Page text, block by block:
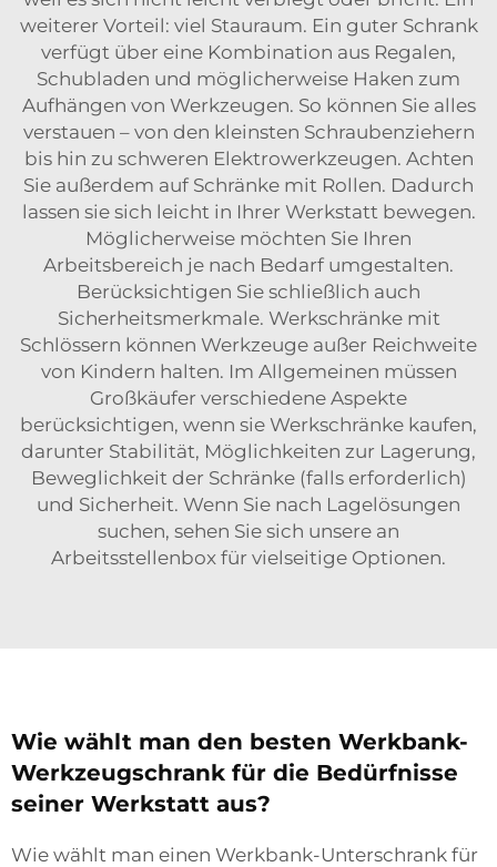
weiterer Vorteil: viel Stauraum. Ein guter Schrank
verfügt über eine Kombination aus Regalen,
Schubladen und möglicherweise Haken zum
Aufhängen von Werkzeugen. So können Sie alles
verstauen – von den kleinsten Schraubenziehern
bis hin zu schweren Elektrowerkzeugen. Achten
Sie außerdem auf Schränke mit Rollen. Dadurch
lassen sie sich leicht in Ihrer Werkstatt bewegen.
Möglicherweise möchten Sie Ihren
Arbeitsbereich je nach Bedarf umgestalten.
Berücksichtigen Sie schließlich auch
Sicherheitsmerkmale. Werkschränke mit
Schlössern können Werkzeuge außer Reichweite
von Kindern halten. Im Allgemeinen müssen
Großkäufer verschiedene Aspekte
berücksichtigen, wenn sie Werkschränke kaufen,
darunter Stabilität, Möglichkeiten zur Lagerung,
Beweglichkeit der Schränke (falls erforderlich)
und Sicherheit. Wenn Sie nach Lagelösungen
suchen, sehen Sie sich unsere an
Arbeitsstellenbox für vielseitige Optionen.
Wie wählt man den besten Werkbank-
Werkzeugschrank für die Bedürfnisse
seiner Werkstatt aus?
Wie wählt man einen Werkbank-Unterschrank für